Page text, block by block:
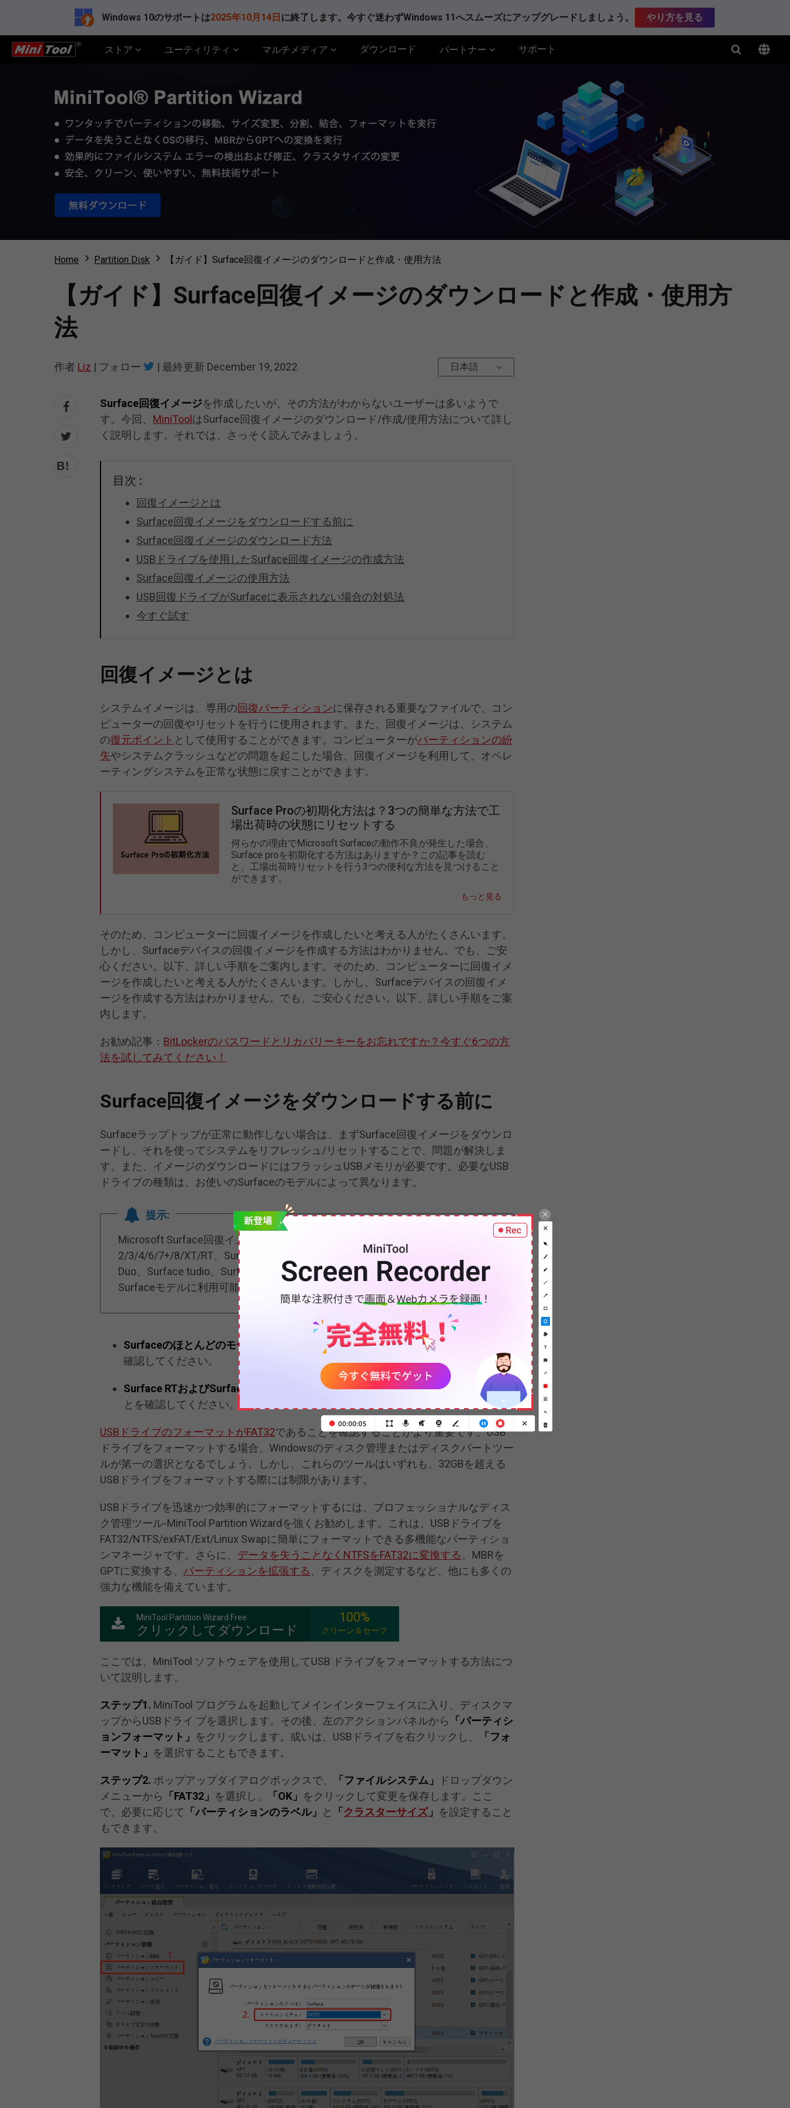
Windows 10のサポートは2025年10月14日 に終了します。今すぐ迷わずWindows 11へスムーズにアップグレードしましょう。 やり方を見る
ストア ユーティリティ マルチメディア ダウンロード パートナー サポート
Home Partition Disk 【ガイド】Surface回復イメージのダウンロードと作成・使用方法
【ガイド】Surface回復イメージのダウンロードと作成・使用方
法
作者 Liz | フォロー | 最終更新 December 19, 2022 日本語
Surface回復イメージを作成したいが、その方法がわからないユーザーは多いようで
す。今回、 MiniTool はSurface回復イメージのダウンロード/作成/使用方法について詳し
く説明します。それでは、さっそく読んでみましょう。
目次 :
回復イメージとは
Surface回復イメージをダウンロードする前に
Surface回復イメージのダウンロード方法
USBドライブを使用したSurface回復イメージの作成方法
Surface回復イメージの使用方法
USB回復ドライブがSurfaceに表示されない場合の対処法
今すぐ試す
回復イメージとは
システムイメージは、専用の回復パーティションに保存される重要なファイルで、コン
ピューターの回復やリセットを行うに使用されます。また、回復イメージは、システム
の復元ポイント として使用することができます。コンピューターがパーティションの紛
失やシステムクラッシュなどの問題を起こした場合、回復イメージを利用して、オペレ
ーティングシステムを正常な状態に戻すことができます。
Surface Proの初期化方法は？3つの簡単な方法で工
場出荷時の状態にリセットする
何らかの理由でMicrosoft Surfaceの動作不良が発生した場合、
Surface proを初期化する方法はありますか？この記事を読む
と、工場出荷時リセットを行う3つの便利な方法を見つけること
ができます。
もっと見る
そのため、コンピューターに回復イメージを作成したいと考える人がたくさんいます。
しかし、Surfaceデバイスの回復イメージを作成する方法はわかりません。でも、ご安
心ください。以下、詳しい手順をご案内します。そのため、コンピューターに回復イメ
ージを作成したいと考える人がたくさんいます。しかし、Surfaceデバイスの回復イメ
ージを作成する方法はわかりません。でも、ご安心ください。以下、詳しい手順をご案
内します。
お勧め記事： BitLockerのパスワードとリカバリーキーをお忘れですか？今すぐ6つの方
法を試してみてください！
Surface回復イメージをダウンロードする前に
Surfaceラップトップが正常に動作しない場合は、まずSurface回復イメージをダウンロ
ードし、それを使ってシステムをリフレッシュ/リセットすることで、問題が解決しま
す。また、イメージのダウンロードにはフラッシュUSBメモリが必要です。必要なUSB
ドライブの種類は、お使いのSurfaceのモデルによって異なります。
提示:
Microsoft Surface回復イメージは、Surface Pro、Surface Pro
2/3/4/6/7+/8/XT/RT、Surface Go、Surface Go 2/3、Surface Hub 25、Surface
Duo、Surface tudio、Surface Book、Surface Laptop 1/2/3/4/SEなど多種類の
Surfaceモデルに利用可能です。
Surfaceのほとんどのモデル用
： USBメモリに16GB以上の空き容量があることを
確認してください。
Surface RTおよびSurface 2モデル用
：USBドライブの空き容量が8GB以上あるこ
とを確認してください。
USBドライブのフォーマットがFAT32であることを確認することがより重要です。USB
ドライブをフォーマットする場合、Windowsのディスク管理またはディスクパートツー
ルが第一の選択となるでしょう。しかし、これらのツールはいずれも、32GBを超える
USBドライブをフォーマットする際には制限があります。
USBドライブを迅速かつ効率的にフォーマットするには、プロフェッショナルなディス
ク管理ツール-MiniTool Partition Wizardを強くお勧めします。これは、USBドライブを
FAT32/NTFS/exFAT/Ext/Linux Swapに簡単にフォーマットできる多機能なパーティショ
ンマネージャです。さらに、 データを失うことなくNTFSをFAT32に変換する
、MBRを
GPTに変換する、パーティションを拡張する
、ディスクを測定するなど、他にも多くの
強力な機能を備えています。
MiniTool Partition Wizard Free
クリックしてダウンロード
100%
クリーン＆セーフ
ここでは、MiniTool ソフトウェアを使用してUSB ドライブをフォーマットする方法につ
いて説明します。
ステップ1. MiniTool プログラムを起動してメインインターフェイスに入り、ディスクマ
ップからUSBドライ ブを選択します。その後、左のアクションパネルから
「パーティシ
ョンフォーマット」 をクリックします。或いは、USBドライブを右クリックし、
「フォ
ーマット」 を選択することもできます。
ステップ2. ポップアップダイアログボックスで、 「ファイルシステム」
ドロップダウン
メニューから
「FAT32」 を選択し、 「OK」 をクリックして変更を保存します。ここ
で、必要に応じて 「パーティションのラベル」 と 「 クラスターサイズ」 を設定すること
もできます。